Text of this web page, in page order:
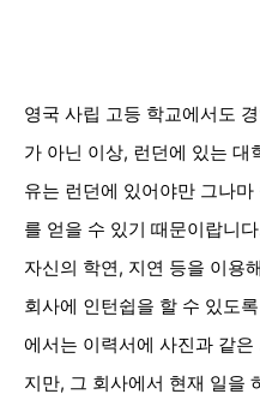
영국 사립 고등 학교에서도
가 아닌 이상, 런던에 있는 대
유는 런던에 있어야만 그나
를 얻을 수 있기 때문이랍니
자신의 학연, 지연 등을 이용
회사에 인턴쉽을 할 수 있도
에서는 이력서에 사진과 같
지만, 그 회사에서 현재 일을